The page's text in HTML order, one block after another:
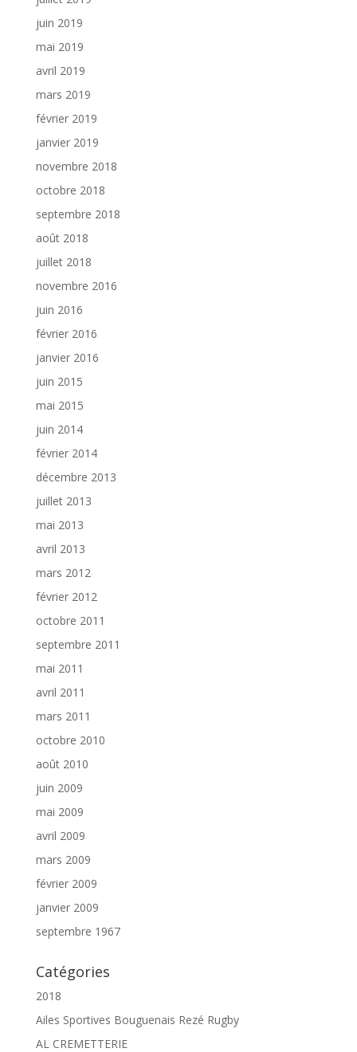
juin 2019
mai 2019
avril 2019
mars 2019
février 2019
janvier 2019
novembre 2018
octobre 2018
septembre 2018
août 2018
juillet 2018
novembre 2016
juin 2016
février 2016
janvier 2016
juin 2015
mai 2015
juin 2014
février 2014
décembre 2013
juillet 2013
mai 2013
avril 2013
mars 2012
février 2012
octobre 2011
septembre 2011
mai 2011
avril 2011
mars 2011
octobre 2010
août 2010
juin 2009
mai 2009
avril 2009
mars 2009
février 2009
janvier 2009
septembre 1967
Catégories
2018
Ailes Sportives Bouguenais Rezé Rugby
AL CREMETTERIE